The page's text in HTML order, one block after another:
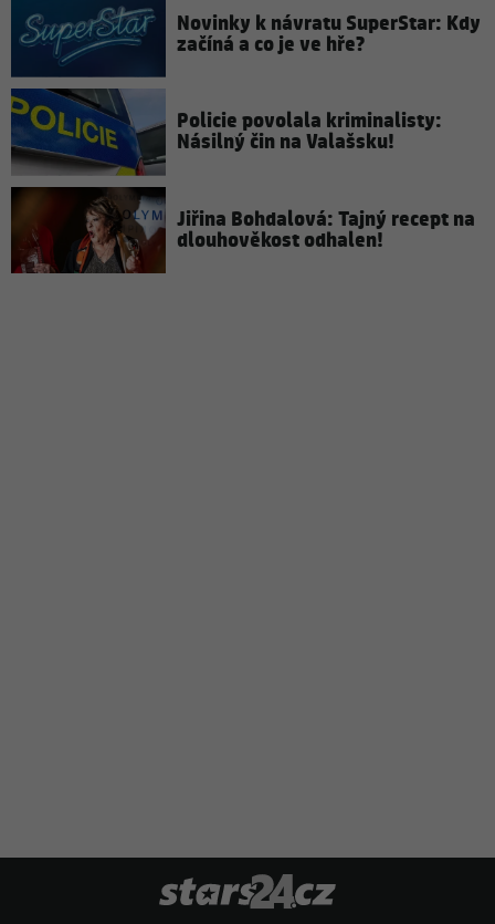
Novinky k návratu SuperStar: Kdy
začíná a co je ve hře?
Policie povolala kriminalisty:
Násilný čin na Valašsku!
Jiřina Bohdalová: Tajný recept na
dlouhověkost odhalen!